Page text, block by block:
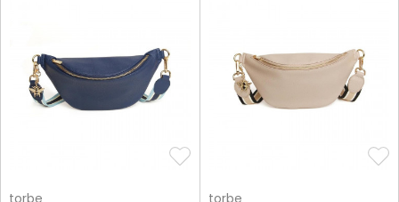
torbe torbe